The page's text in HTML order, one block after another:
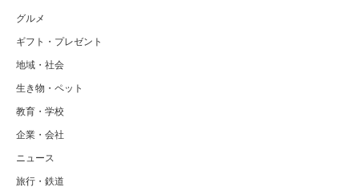
グルメ
ギフト・プレゼント
地域・社会
生き物・ペット
教育・学校
企業・会社
ニュース
旅行・鉄道